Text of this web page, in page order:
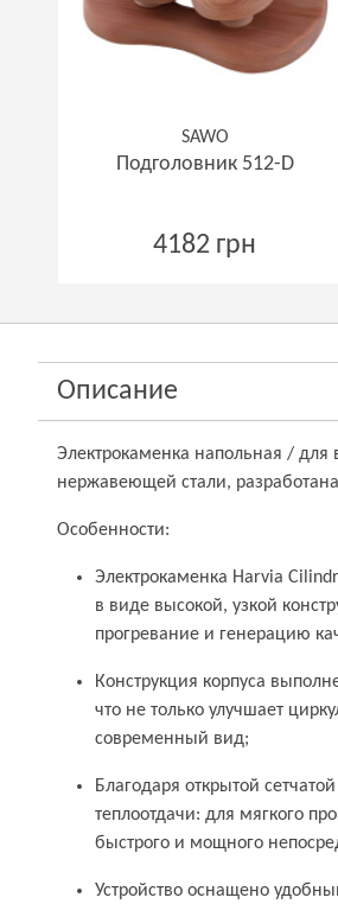
SAWO
Подголовник 512-D
4182 грн
Описание
Электрокаменка напольная / для
нержавеющей стали,
Особенности:
Электрокаменка Harvia
в виде высокой, узкой
прогревание и генерацию
Конструкция корпуса
что не только улучшает
современный вид;
Благодаря открытой
теплоотдачи: для мягкого
быстрого и мощного
Устройство оснащено